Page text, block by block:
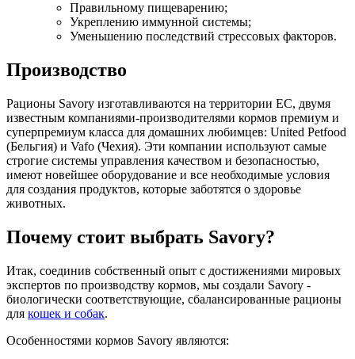
Правильному пищеварению;
Укреплению иммунной системы;
Уменьшению последствий стрессовых факторов.
Производство
Рационы Savory изготавливаются на территории ЕС, двумя
известным компаниями-производителями кормов премиум и
суперпремиум класса для домашних любимцев: United Petfood
(Бельгия) и Vafo (Чехия). Эти компании используют самые
строгие системы управления качеством и безопасностью,
имеют новейшее оборудование и все необходимые условия
для создания продуктов, которые заботятся о здоровье
животных.
Почему стоит выбрать Savory?
Итак, соединив собственный опыт с достижениями мировых
экспертов по производству кормов, мы создали Savory -
биологически соответствующие, сбалансированные рационы
для кошек и собак.
Особенностями кормов Savory являются: